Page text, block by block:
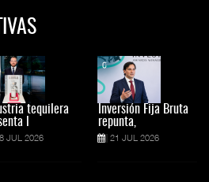
tequilera
l
JUL 2026
Inversión Fija Bruta
repunta,
21 JUL 2026